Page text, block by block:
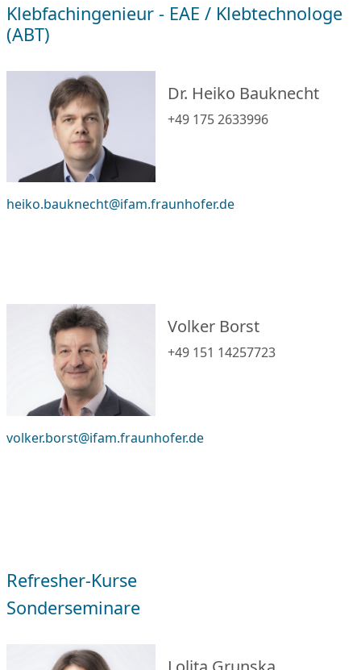
Klebfachingenieur - EAE / Klebtechnologe
(ABT)
Dr. Heiko Bauknecht
+49 175 2633996
heiko.bauknecht@ifam.fraunhofer.de
Volker Borst
+49 151 14257723
volker.borst@ifam.fraunhofer.de
Refresher-Kurse
Sonderseminare